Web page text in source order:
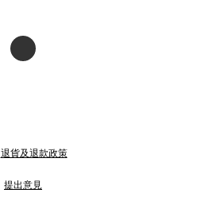
退貨及退款政策
提出意見